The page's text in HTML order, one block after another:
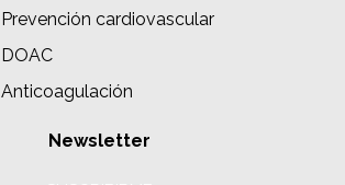
Prevención cardiovascular
DOAC
Anticoagulación
Newsletter